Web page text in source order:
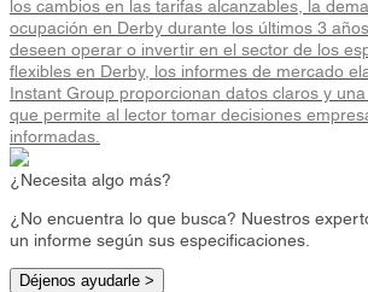
los cambios en las tarifas alcanzables, la
ocupación en Derby durante los últimos 3
deseen operar o invertir en el sector de los
flexibles en Derby, los informes de mercado
Instant Group proporcionan datos claros y
que permite al lector tomar decisiones
informadas.
¿Necesita algo más?
¿No encuentra lo que busca? Nuestros
un informe según sus especificaciones.
Déjenos ayudarle >